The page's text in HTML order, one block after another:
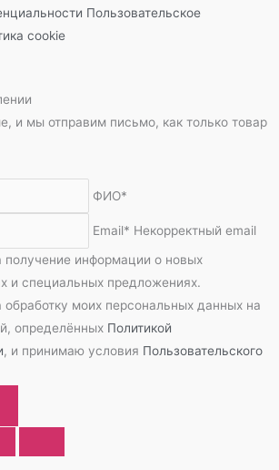
Пользовательское
cookie
и мы отправим письмо, как только товар
ФИО*
Email* Некорректный email
получение информации о новых
и специальных предложениях.
моих персональных данных на
определённых Политикой
, и принимаю условия Пользовательского